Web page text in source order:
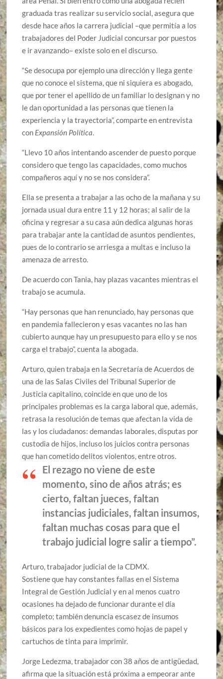
graduada tras realizar su servicio social, asegura que
desde hace años la carrera judicial –que permitía a los
trabajadores del Poder Judicial concursar por puestos
e ir avanzando– existe solo en el discurso.
“Se desocupa por ejemplo una dirección y llega gente
que no conoce el sistema, que ni siquiera es abogado,
que por tener el apellido de un familiar lo designan y no
le dan oportunidad a las personas que tienen la
experiencia y la trayectoria”, comparte en entrevista
con Expansión Política.
“Llevo 10 años intentando ascender de puesto porque
considero que tengo las capacidades, como muchos
compañeros aquí y no se nos considera”.
Ella se presenta a trabajar a las ocho de la mañana y su
jornada usual dura entre 11 y 12 horas; al salir de la
oficina y regresar a su casa aún dedica algunas horas
para trabajar ante la cantidad de asuntos pendientes,
pues de lo contrario se arriesga a multas e incluso la
amenaza de arresto.
De acuerdo con Tania, hay plazas vacantes mientras el
trabajo se acumula.
“Hay personas que han renunciado, hay personas que
en pandemia fallecieron y esas vacantes no las han
cubierto aunque hay un presupuesto para ello y se nos
carga el trabajo”, cuenta la abogada.
Arturo, quien trabaja en la Secretaría de Acuerdos de
una de las Salas Civiles del Tribunal Superior de
Justicia capitalino, coincide en que uno de los
principales problemas es la carga laboral que, además,
retrasa la resolución de temas que afectan la vida de
las y los ciudadanos: demandas laborales, disputas por
custodia de hijos, incluso los juicios contra personas
que han cometido delitos violentos, entre otros.
El rezago no viene de este
momento, sino de años atrás; es
cierto, faltan jueces, faltan
instancias judiciales, faltan insumos,
faltan muchas cosas para que el
trabajo judicial logre salir a tiempo”.
Arturo, trabajador judicial de la CDMX.
Sostiene que hay constantes fallas en el Sistema
Integral de Gestión Judicial y en al menos cuatro
ocasiones ha dejado de funcionar durante el día
completo; también denuncia escasez de insumos
básicos para los expedientes como hojas de papel y
cartuchos de tinta para imprimir.
Jorge Ledezma, trabajador con 38 años de antigüedad,
afirma que la situación está próxima a empeorar ante